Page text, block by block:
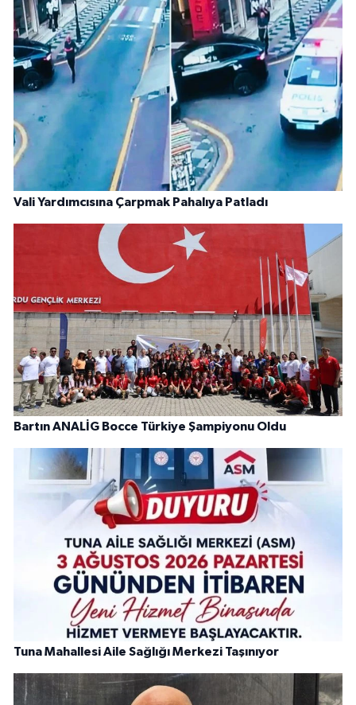
Vali Yardımcısına Çarpmak Pahalıya Patladı
Bartın ANALİG Bocce Türkiye Şampiyonu Oldu
Tuna Mahallesi Aile Sağlığı Merkezi Taşınıyor